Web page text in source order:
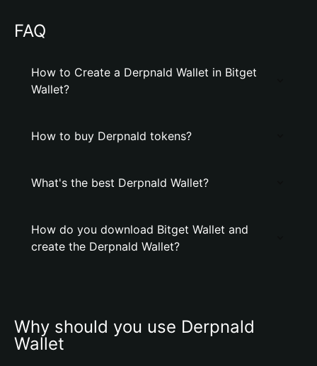
FAQ
How to Create a Derpnald Wallet in Bitget
Wallet?
How to buy Derpnald tokens?
What's the best Derpnald Wallet?
How do you download Bitget Wallet and
create the Derpnald Wallet?
Why should you use Derpnald
Wallet